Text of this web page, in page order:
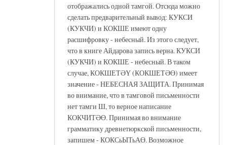
отображались одной тамгой. Отсюда можно
сделать предварительный вывод: КУКСИ
(КУКЧИ) и КОКШЕ имеют одну
расшифровку - небесный. Из этого следует,
что в книге Айдарова запись верна. КУКСИ
(КУКЧИ) и КОКШЕ - небесный. В таком
случае, КОКШЕТӘҮ (КОКШЕТӘӨ) имеет
значение - НЕБЕСНАЯ ЗАЩИТА. Принимая
во внимание, что в тамговой письменности
нет тамги Ш, то верное написание
КОКЧИТӘӨ. Принимая во внимание
грамматику древнетюркской письменности,
запишем - КОКСьЫТьАӨ. Возможное